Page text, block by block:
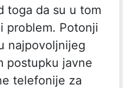
toga da su u tom
problem. Potonji
najpovoljnijeg
postupku javne
telefonije za